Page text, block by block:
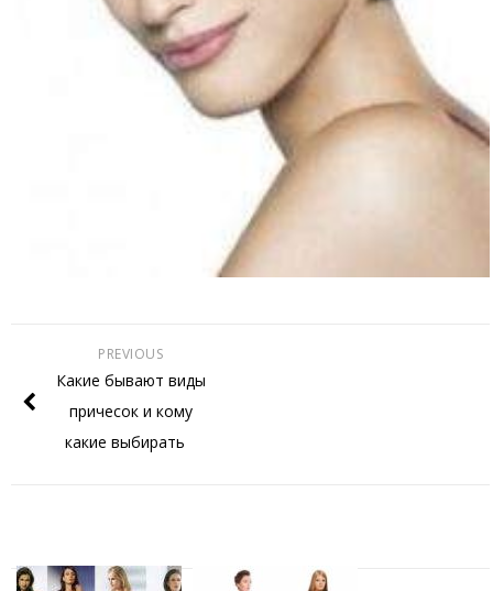
PREVIOUS
Какие бывают виды
причесок и кому
какие выбирать